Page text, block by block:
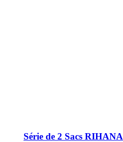
Série de 2 Sacs RIHANA